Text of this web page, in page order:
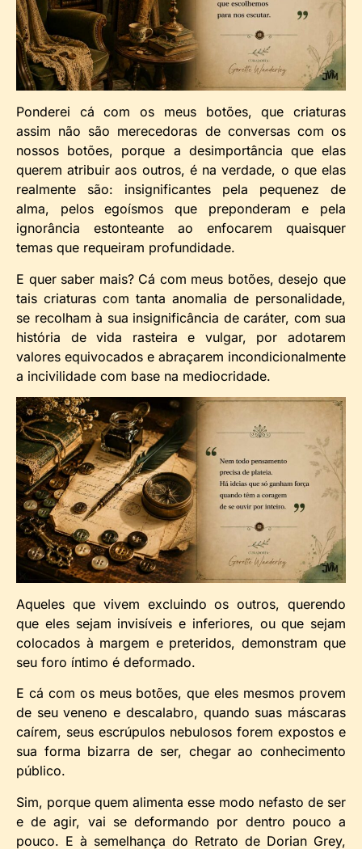
Ponderei cá com os meus botões, que criaturas
assim não são merecedoras de conversas com os
nossos botões, porque a desimportância que elas
querem atribuir aos outros, é na verdade, o que elas
realmente são: insignificantes pela pequenez de
alma, pelos egoísmos que preponderam e pela
ignorância estonteante ao enfocarem quaisquer
temas que requeiram profundidade.
E quer saber mais? Cá com meus botões, desejo que
tais criaturas com tanta anomalia de personalidade,
se recolham à sua insignificância de caráter, com sua
história de vida rasteira e vulgar, por adotarem
valores equivocados e abraçarem incondicionalmente
a incivilidade com base na mediocridade.
Aqueles que vivem excluindo os outros, querendo
que eles sejam invisíveis e inferiores, ou que sejam
colocados à margem e preteridos, demonstram que
seu foro íntimo é deformado.
E cá com os meus botões, que eles mesmos provem
de seu veneno e descalabro, quando suas máscaras
caírem, seus escrúpulos nebulosos forem expostos e
sua forma bizarra de ser, chegar ao conhecimento
público.
Sim, porque quem alimenta esse modo nefasto de ser
e de agir, vai se deformando por dentro pouco a
pouco. E à semelhança do Retrato de Dorian Grey,